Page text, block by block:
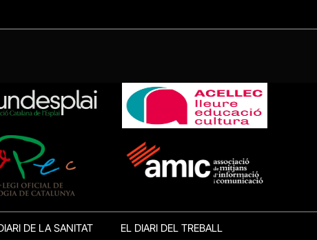
DE LA SANITAT EL DIARI DEL TREBALL